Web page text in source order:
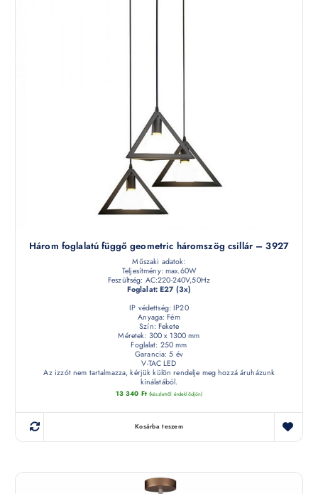
Három foglalatú függő geometric háromszög csillár – 3927
Műszaki adatok:
Teljesítmény: max.60W
Feszültség: AC:220-240V,50Hz
Foglalat: E27 (3x)
IP védettség: IP20
Anyaga: Fém
Szín: Fekete
Méretek: 300 x 1300 mm
Foglalat: 250 mm
Garancia: 5 év
V-TAC LED
Az izzót nem tartalmazza, kérjük külön rendelje meg hozzá áruházunk
kínálatából.
13 340 Ft (készletről érdeklődjön)
Kosárba teszem